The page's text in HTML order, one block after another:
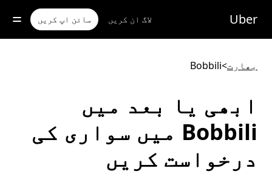
مواد
جائیں
Uber لاگ ان کریں سائن اپ کریں
بھارت>
Bobbili
ابھی یا بعد میں
Bobbili میں سواری کی
درخواست کریں